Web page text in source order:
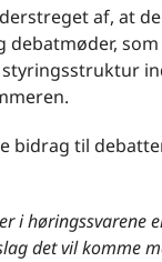
af, at
bidrag til
i
det vil komme